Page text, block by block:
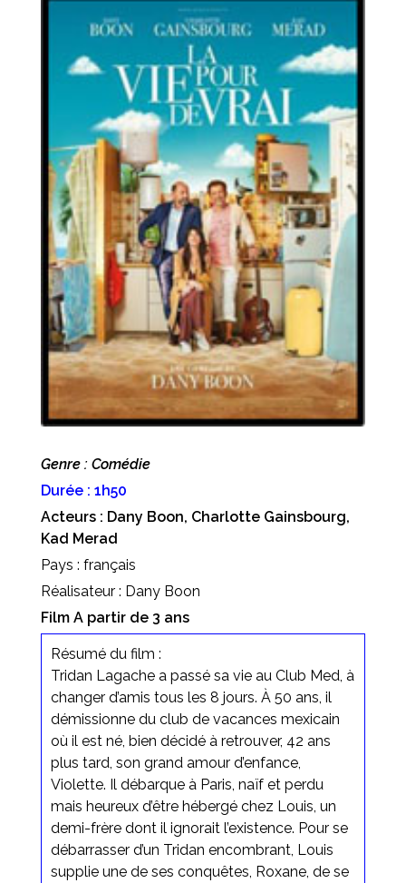
Genre : Comédie
Durée : 1h50
Acteurs : Dany Boon, Charlotte Gainsbourg,
Kad Merad
Pays : français
Réalisateur : Dany Boon
Film A partir de 3 ans
Résumé du film :
Tridan Lagache a passé sa vie au Club Med, à
changer d’amis tous les 8 jours. À 50 ans, il
démissionne du club de vacances mexicain
où il est né, bien décidé à retrouver, 42 ans
plus tard, son grand amour d’enfance,
Violette. Il débarque à Paris, naïf et perdu
mais heureux d’être hébergé chez Louis, un
demi-frère dont il ignorait l’existence. Pour se
débarrasser d’un Tridan encombrant, Louis
supplie une de ses conquêtes, Roxane, de se